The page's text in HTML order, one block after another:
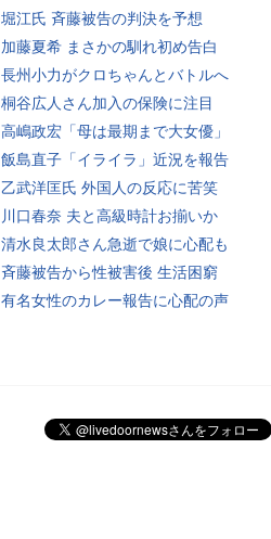
堀江氏 斉藤被告の判決を予想
加藤夏希 まさかの馴れ初め告白
長州小力がクロちゃんとバトルへ
桐谷広人さん加入の保険に注目
高嶋政宏「母は最期まで大女優」
飯島直子「イライラ」近況を報告
乙武洋匡氏 外国人の反応に苦笑
川口春奈 夫と高級時計お揃いか
清水良太郎さん急逝で娘に心配も
斉藤被告から性被害後 生活困窮
有名女性のカレー報告に心配の声